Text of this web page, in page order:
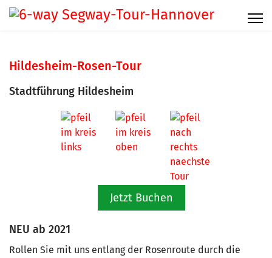
Hildesheim-Rosen-Tour
Stadtführung Hildesheim
Jetzt Buchen
NEU ab 2021
Rollen Sie mit uns entlang der Rosenroute durch die